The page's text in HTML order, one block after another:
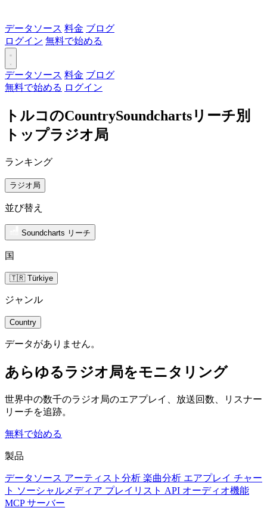
データソース 料金 ブログ
ログイン 無料で始める
データソース 料金 ブログ
無料で始める ログイン
トルコのCountrySoundchartsリーチ別
トップラジオ局
ランキング
ラジオ局
並び替え
Soundcharts リーチ
国
🇹🇷 Türkiye
ジャンル
Country
データがありません。
あらゆるラジオ局をモニタリング
世界中の数千のラジオ局のエアプレイ、放送回数、リスナー
リーチを追跡。
無料で始める
製品
データソース アーティスト分析 楽曲分析 エアプレイ チャー
ト ソーシャルメディア プレイリスト API オーディオ機能
MCP サーバー